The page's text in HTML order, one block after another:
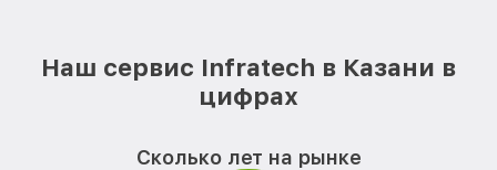
Наш сервис Infratech в Казани в
цифрах
Сколько лет на рынке